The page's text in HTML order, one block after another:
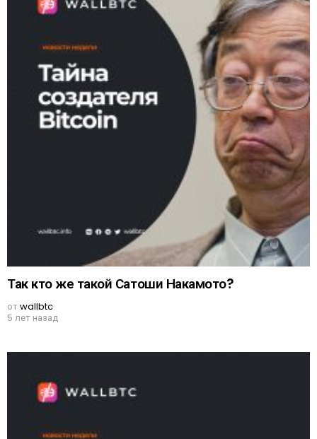
Так кто же такой Сатоши Накамото?
отwallbtc
5 лет назад